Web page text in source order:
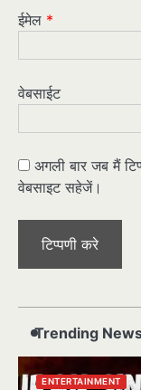
ईमेल *
वेबसाईट
अगली बार जब मैं
वेबसाइट सहेजें।
Trending
ENTERTAINMENT